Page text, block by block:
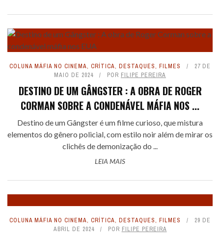
COLUNA MÁFIA NO CINEMA, CRÍTICA, DESTAQUES, FILMES
27 DE
MAIO DE 2024
POR FILIPE PEREIRA
DESTINO DE UM GÂNGSTER : A OBRA DE ROGER
CORMAN SOBRE A CONDENÁVEL MÁFIA NOS ...
Destino de um Gângster é um filme curioso, que mistura
elementos do gênero policial, com estilo noir além de mirar os
clichês de demonização do ...
LEIA MAIS
COLUNA MÁFIA NO CINEMA, CRÍTICA, DESTAQUES, FILMES
29 DE
ABRIL DE 2024
POR FILIPE PEREIRA